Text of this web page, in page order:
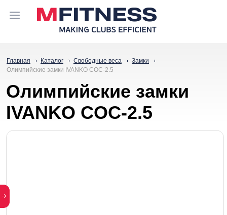
Главная Каталог Свободные веса
Замки
Олимпийские замки IVANKO COC-2.5
Олимпийские замки
IVANKO COC-2.5